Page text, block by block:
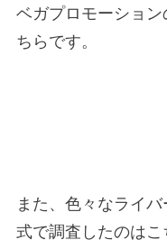
ベガプロモーショ
ちらです。
また、色々なライ
式で調査したのはこ